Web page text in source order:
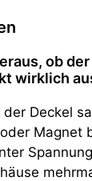
ob der
wirklich
Deckel
Magnet